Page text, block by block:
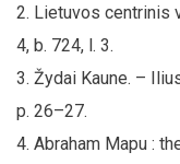
Lietuvos centrinis
4, b. 724, l. 3.
Žydai Kaune. –
p. 26–27.
Abraham Mapu :